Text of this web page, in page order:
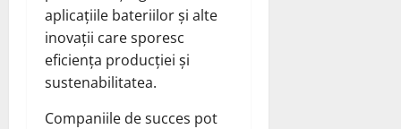
aplicațiile bateriilor și alte
inovații care sporesc
eficiența producției și
sustenabilitatea.
Companiile de succes pot